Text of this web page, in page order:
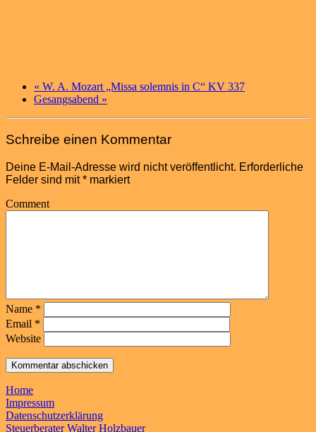
« W. A. Mozart „Missa solemnis in C“ KV 337
Gesangsabend »
Schreibe einen Kommentar
Deine E-Mail-Adresse wird nicht veröffentlicht. Erforderliche
Felder sind mit* markiert
Comment
Name *
Email *
Website
Home
Impressum
Datenschutzerklärung
Steuerberater Walter Holzbauer